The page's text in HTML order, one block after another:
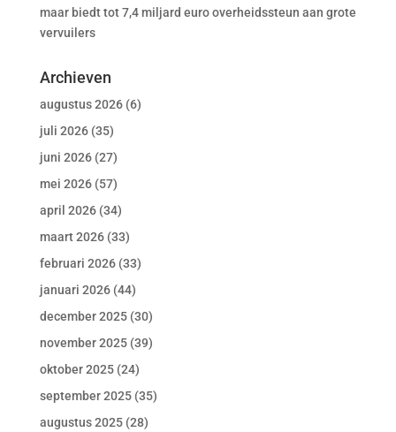
maar biedt tot 7,4 miljard euro overheidssteun aan grote
vervuilers
Archieven
augustus 2026(6)
juli 2026(35)
juni 2026(27)
mei 2026(57)
april 2026(34)
maart 2026(33)
februari 2026(33)
januari 2026(44)
december 2025(30)
november 2025(39)
oktober 2025(24)
september 2025(35)
augustus 2025(28)